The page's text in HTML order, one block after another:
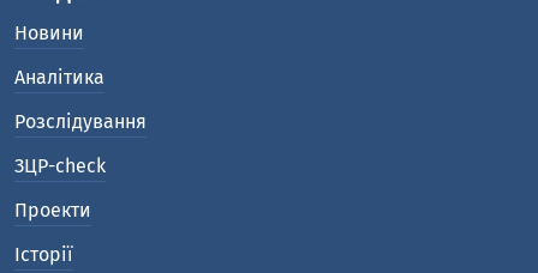
Новини
Аналітика
Розслідування
ЗЦР-check
Проекти
Історії